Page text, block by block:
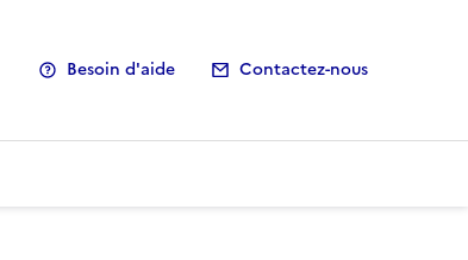
Besoin d'aide Contactez-nous